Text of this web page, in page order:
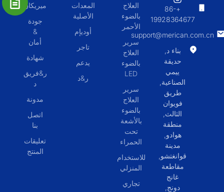
+86-
19928364677
support@merican.com.cn
بناء د,
حديقة
ييمي
الصناعية,
طريق
فويوان
الثالث,
منطقة
هوادو,
مدينة
قوانغتشو,
مقاطعة
غانج
دونج,
العلاج
بالضوء
الأحمر
سرير
العلاج
بالضوء
LED
سرير
العلاج
بالضوء
بالأشعة
تحت
الحمراء
للاستخدام
المنزلي
تجاري
المعدات
الأصلية
أوديإم
تاجر
يدعم
ر&د
ميريكان
جودة
&
أمان
شهادة
ر&فريق
د
مدونة
اتصل
بنا
تعليقات
المنتج